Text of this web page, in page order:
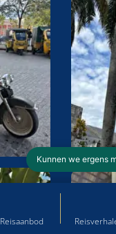
Reisaanbod
Kunnen we ergens